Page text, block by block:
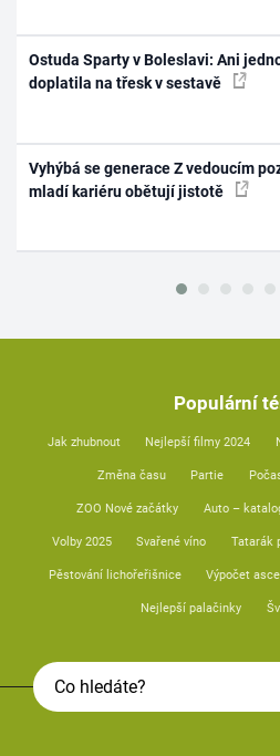
Ostuda Sparty v Boleslavi: Ani
doplatila na třesk v sestavě
Vyhýbá se generace Z vedoucím
mladí kariéru obětují jistotě
Populární
Jak zhubnout Nejlepší filmy 2024
Změna času Partie
ZOO Nové začátky Auto –
Volby 2025 Svařené víno Tatarák
Pěstování lichořeřišnice Výpočet
Nejlepší palačinky